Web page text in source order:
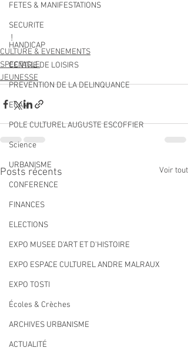
FETES & MANIFESTATIONS
SECURITE
HANDICAP
CENTRE DE LOISIRS
PREVENTION DE LA DELINQUANCE
ECAM
POLE CULTUREL AUGUSTE ESCOFFIER
Science
URBANISME
CONFERENCE
FINANCES
ELECTIONS
EXPO MUSEE D'ART ET D'HISTOIRE
EXPO ESPACE CULTUREL ANDRE MALRAUX
EXPO TOSTI
Écoles & Crèches
ARCHIVES URBANISME
ACTUALITÉ
!
CULTURE & EVENEMENTS
SPECTACLE
JEUNESSE
Posts récents Voir tout